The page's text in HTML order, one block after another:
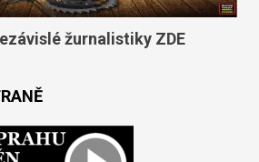
žurnalistiky ZDE